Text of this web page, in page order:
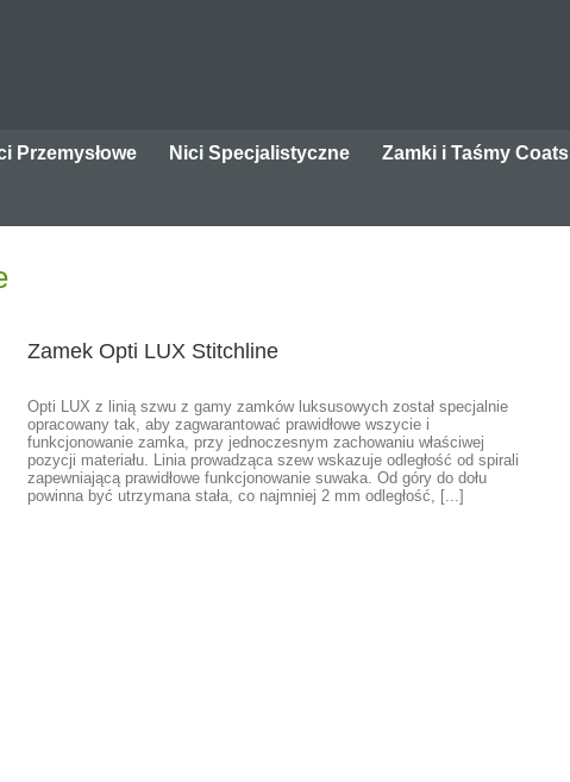
Przemysłowe Nici Specjalistyczne Zamki i Taśmy Coats
Zamek Opti LUX Stitchline
Opti LUX z linią szwu z gamy zamków luksusowych został specjalnie
opracowany tak, aby zagwarantować prawidłowe wszycie i
funkcjonowanie zamka, przy jednoczesnym zachowaniu właściwej
pozycji materiału. Linia prowadząca szew wskazuje odległość od spirali
zapewniającą prawidłowe funkcjonowanie suwaka. Od góry do dołu
powinna być utrzymana stała, co najmniej 2 mm odległość, [...]